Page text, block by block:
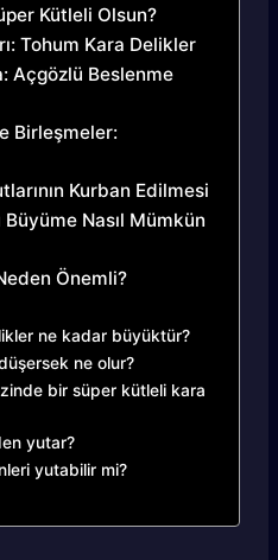
Kütleli Olsun?
Tohum Kara Delikler
Açgözlü Beslenme
Birleşmeler:
Kurban Edilmesi
Büyüme Nasıl Mümkün
Önemli?
ne kadar büyüktür?
ne olur?
bir süper kütleli kara
yutar?
yutabilir mi?